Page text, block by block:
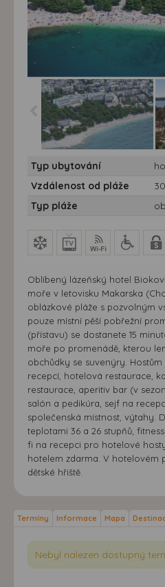
vlastní doprava -
Chorvatsko, Makarska-
Hotel Biokovka
Typ ubytování
Vzdálenost od pláže
Typ pláže
Oblíbený lázeňský hotel
moře v letovisku Makarska
oblázkové pláže s pozvolným
pouze místní pěší pobřežní
(přístavu) se dostanete 15
moře po promenádě, kterou
obchůdky se suvenýry.
recepcí, hotelová restaurace,
restaurace, aperitiv bar (v
salón a pedikúra, sejf na
společenská místnost, výtahy.
teplotami 36 a 26 stupňů,
fi na recepci pro hotelové
hotelem zdarma. V hotelovém
dětské hřiště.
Termíny Informace Mapa
Nebyl nalezen dostupný